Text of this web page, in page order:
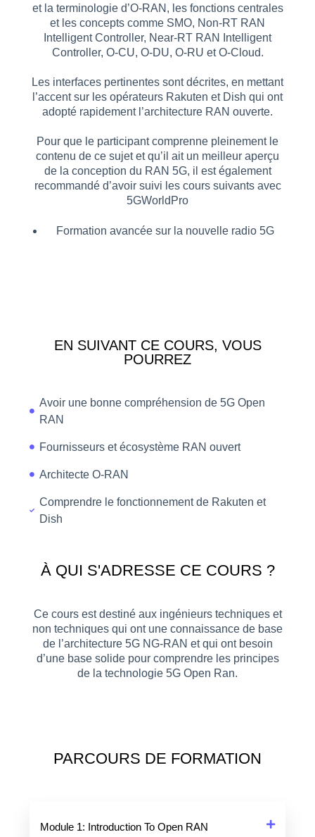
et la terminologie d’O-RAN, les fonctions centrales
et les concepts comme SMO, Non-RT RAN
Intelligent Controller, Near-RT RAN Intelligent
Controller, O-CU, O-DU, O-RU et O-Cloud.
Les interfaces pertinentes sont décrites, en mettant
l’accent sur les opérateurs Rakuten et Dish qui ont
adopté rapidement l’architecture RAN ouverte.
Pour que le participant comprenne pleinement le
contenu de ce sujet et qu’il ait un meilleur aperçu
de la conception du RAN 5G, il est également
recommandé d’avoir suivi les cours suivants avec
5GWorldPro
Formation avancée sur la nouvelle radio 5G
EN SUIVANT CE COURS, VOUS
POURREZ​
Avoir une bonne compréhension de 5G Open
RAN
Fournisseurs et écosystème RAN ouvert
Architecte O-RAN
Comprendre le fonctionnement de Rakuten et
Dish
À QUI S'ADRESSE CE COURS ?​
Ce cours est destiné aux ingénieurs techniques et
non techniques qui ont une connaissance de base
de l’architecture 5G NG-RAN et qui ont besoin
d’une base solide pour comprendre les principes
de la technologie 5G Open Ran.
PARCOURS DE FORMATION​
Module 1: Introduction To Open RAN